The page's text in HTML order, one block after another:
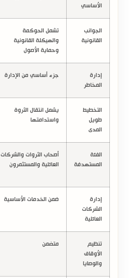
الأساسي
الجوانب
القانونية
تشمل الحوكمة
والهيكلة القانونية
وحماية الأصول
إدارة
المخاطر
جزء أساسي من الإدارة
التخطيط
طويل
المدى
يشمل انتقال الثروة
واستدامتها
الفئة
المستهدفة
أصحاب الثروات والشركات
العائلية والمستثمرون
إدارة
الشركات
العائلية
ضمن الخدمات الأساسية
تنظيم
الأوقاف
والوصايا
متضمن